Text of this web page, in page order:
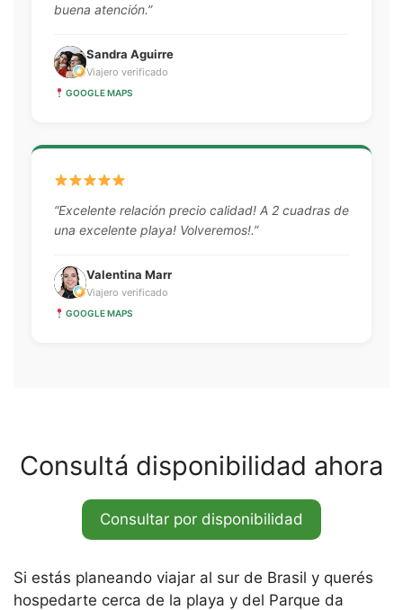
buena atención.”
Sandra Aguirre
Viajero verificado
GOOGLE MAPS
“Excelente relación precio calidad! A 2 cuadras de
una excelente playa! Volveremos!.”
Valentina Marr
Viajero verificado
GOOGLE MAPS
Consultá disponibilidad ahora
Consultar por disponibilidad
Si estás planeando viajar al sur de Brasil y querés
hospedarte cerca de la playa y del Parque da